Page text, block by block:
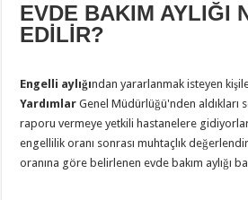
EVDE BAKIM AYLIĞI
EDİLİR?
Engelli aylığından yararlanmak isteyen
Yardımlar Genel Müdürlüğü'nden aldıkları
raporu vermeye yetkili hastanelere
engellilik oranı sonrası muhtaçlık
oranına göre belirlenen evde bakım aylığı